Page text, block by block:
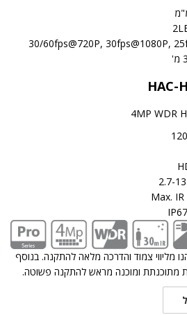
HAC-
4MP WDR
מליווי צמוד והדרכה מלאה להתקנה. בנוסף
מתוכנתת ומוכנה מראש להתקנה פשוטה.